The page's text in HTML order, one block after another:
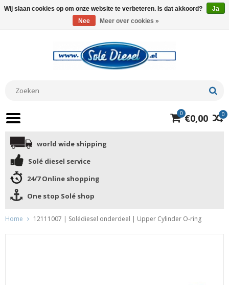
0
0 €0,00
world wide shipping
Solé diesel service
24/7 Online shopping
One stop Solé shop
Home 12111007 | Solédiesel onderdeel | Upper Cylinder O-ring
Wij slaan cookies op om onze website te verbeteren. Is dat akkoord?
Ja
Nee
Meer over cookies »